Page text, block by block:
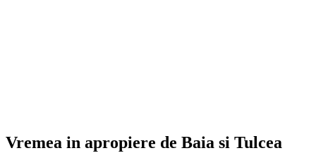
Vremea in apropiere de Baia si Tulcea